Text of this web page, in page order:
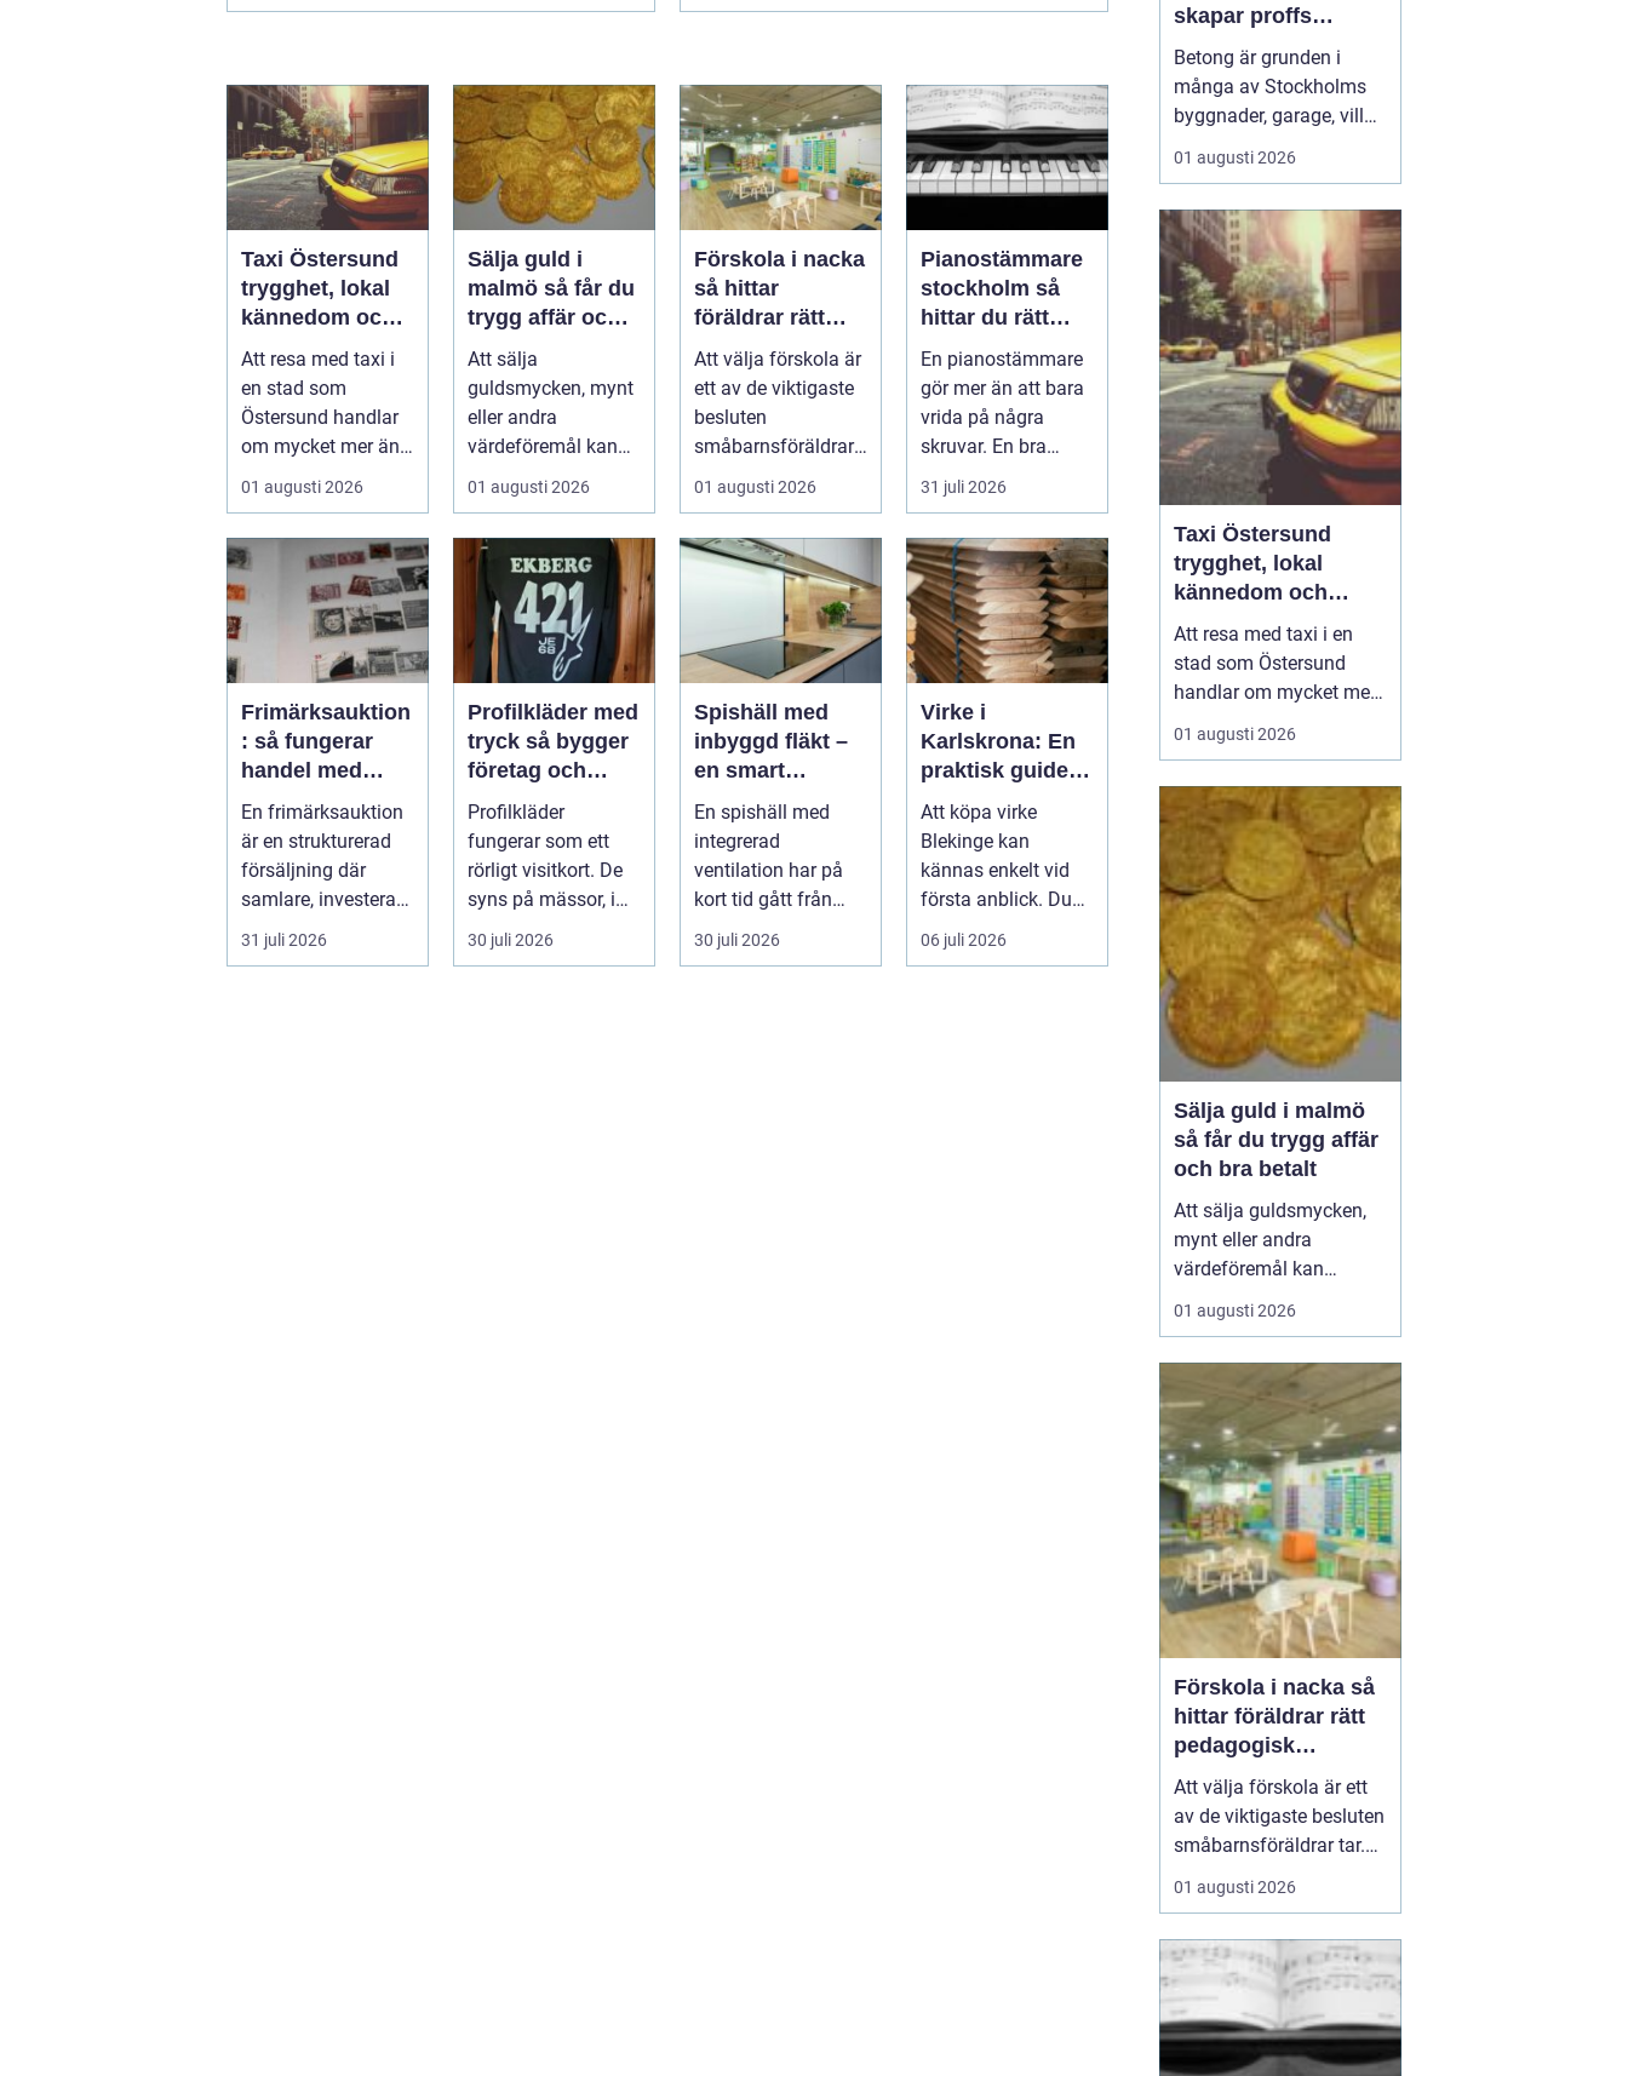
Taxi Östersund
trygghet, lokal
kännedom och
smidiga resor
året runt
Att resa med taxi i
en stad som
Östersund handlar
om mycket mer än
att bara ta sig från
punkt A till...
01 augusti 2026
Sälja guld i
malmö så får du
trygg affär och
bra betalt
Att sälja
guldsmycken, mynt
eller andra
värdeföremål kan
kännas både
lockande och
osäkert på samma
g...
01 augusti 2026
Förskola i nacka
så hittar
föräldrar rätt
pedagogisk
trygghet
Att välja förskola är
ett av de viktigaste
besluten
småbarnsföräldrar
tar. Omsorg,
trygghet, pedagog...
01 augusti 2026
Pianostämmare
stockholm så
hittar du rätt
expert för ditt
piano
En pianostämmare
gör mer än att bara
vrida på några
skruvar. En bra
stämning påverkar
hur pianot låt...
31 juli 2026
Frimärksauktion
: så fungerar
handel med
samlarobjekt i
praktiken
En frimärksauktion
är en strukturerad
försäljning där
samlare, investerare
31 juli 2026
Profilkläder med
tryck så bygger
företag och
klubbar en
starkare
identitet
Profilkläder
fungerar som ett
rörligt visitkort. De
syns på mässor, i
butiker, på byggen
och längs v...
30 juli 2026
Spishäll med
inbyggd fläkt –
en smart
lösning för
moderna kök
En spishäll med
integrerad
ventilation har på
kort tid gått från
nischprodukt...
30 juli 2026
Virke i
Karlskrona: En
praktisk guide
för hållbara
byggprojekt
Att köpa virke
Blekinge kan
kännas enkelt vid
första anblick. Du
åker till en b...
06 juli 2026
skapar proffs
hållbara
konstruktioner
Betong är grunden i
många av Stockholms
byggnader, garage, villor
och industrifastigheter.
När man pratar om
Stockholm handlar det
både om stabila grunder,
välgjutna stommar och
snygga ytor som håller
länge. För den som
planerar ett byg...
01 augusti 2026
Taxi Östersund
trygghet, lokal
kännedom och
smidiga resor året
runt
Att resa med taxi i en
stad som Östersund
handlar om mycket mer
än att bara ta sig från
punkt A till punkt B.
lokalkännedom och
tillgänglighet spelar stor
roll, särskilt i en region
där vintern är lång, snön
ligger djup och
avstånden i...
01 augusti 2026
Sälja guld i malmö
så får du trygg affär
och bra betalt
Att sälja guldsmycken,
mynt eller andra
värdeföremål kan
kännas både lockande
och osäkert på samma
smyckena är värda mer
än bara metallvärdet, hur
processen går till och
vilken köpare som går
att lita på. För den som
söker infor...
01 augusti 2026
Förskola i nacka så
hittar föräldrar rätt
pedagogisk
trygghet
Att välja förskola är ett
av de viktigaste besluten
småbarnsföräldrar tar.
Omsorg, trygghet,
pedagogik och praktisk
fungera tillsammans,
gärna under många år. I
Nacka finns ett brett
utbud av förskolor, både
01 augusti 2026